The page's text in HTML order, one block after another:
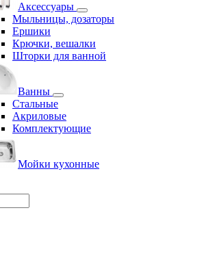
Аксессуары
Мыльницы, дозаторы
Ершики
Крючки, вешалки
Шторки для ванной
Ванны
Стальные
Акриловые
Комплектующие
Мойки кухонные